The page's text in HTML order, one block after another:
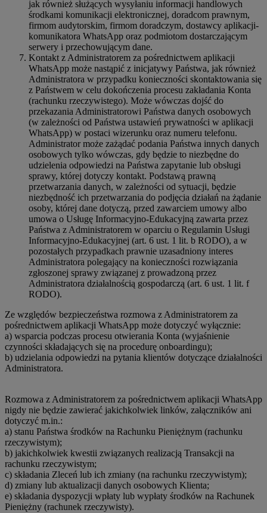
jak również służących wysyłaniu informacji handlowych
środkami komunikacji elektronicznej, doradcom prawnym,
firmom audytorskim, firmom doradczym, dostawcy aplikacji-
komunikatora WhatsApp oraz podmiotom dostarczającym
serwery i przechowującym dane.
Kontakt z Administratorem za pośrednictwem aplikacji
WhatsApp może nastąpić z inicjatywy Państwa, jak również
Administratora w przypadku konieczności skontaktowania się
z Państwem w celu dokończenia procesu zakładania Konta
(rachunku rzeczywistego). Może wówczas dojść do
przekazania Administratorowi Państwa danych osobowych
(w zależności od Państwa ustawień prywatności w aplikacji
WhatsApp) w postaci wizerunku oraz numeru telefonu.
Administrator może zażądać podania Państwa innych danych
osobowych tylko wówczas, gdy będzie to niezbędne do
udzielenia odpowiedzi na Państwa zapytanie lub obsługi
sprawy, której dotyczy kontakt. Podstawą prawną
przetwarzania danych, w zależności od sytuacji, będzie
niezbędność ich przetwarzania do podjęcia działań na żądanie
osoby, której dane dotyczą, przed zawarciem umowy albo
umowa o Usługę Informacyjno-Edukacyjną zawarta przez
Państwa z Administratorem w oparciu o Regulamin Usługi
Informacyjno-Edukacyjnej (art. 6 ust. 1 lit. b RODO), a w
pozostałych przypadkach prawnie uzasadniony interes
Administratora polegający na konieczności rozwiązania
zgłoszonej sprawy związanej z prowadzoną przez
Administratora działalnością gospodarczą (art. 6 ust. 1 lit. f
RODO).
Ze względów bezpieczeństwa rozmowa z Administratorem za
pośrednictwem aplikacji WhatsApp może dotyczyć wyłącznie:
a) wsparcia podczas procesu otwierania Konta (wyjaśnienie
czynności składających się na procedurę onboardingu);
b) udzielania odpowiedzi na pytania klientów dotyczące działalności
Administratora.
Rozmowa z Administratorem za pośrednictwem aplikacji WhatsApp
nigdy nie będzie zawierać jakichkolwiek linków, załączników ani
dotyczyć m.in.:
a) stanu Państwa środków na Rachunku Pieniężnym (rachunku
rzeczywistym);
b) jakichkolwiek kwestii związanych realizacją Transakcji na
rachunku rzeczywistym;
c) składania Zleceń lub ich zmiany (na rachunku rzeczywistym);
d) zmiany lub aktualizacji danych osobowych Klienta;
e) składania dyspozycji wpłaty lub wypłaty środków na Rachunek
Pieniężny (rachunek rzeczywisty).